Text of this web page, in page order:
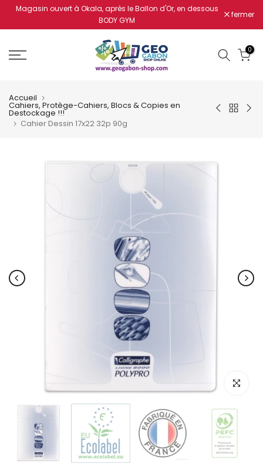
Aller
Magasin ouvert à Okala, après le Ballon d'Or, en dessous
BODY GYM
fermer
0
Accueil
Cahiers, Protège-Cahiers, Blocs & Copies en
Destockage !!!
Cahier Dessin 17x22 32p 90g
Cliquez